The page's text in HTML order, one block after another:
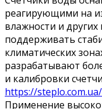
реагирующими на
влажности и
поддерживать
климатических
разрабатывают
и калибровки
https://
Применение